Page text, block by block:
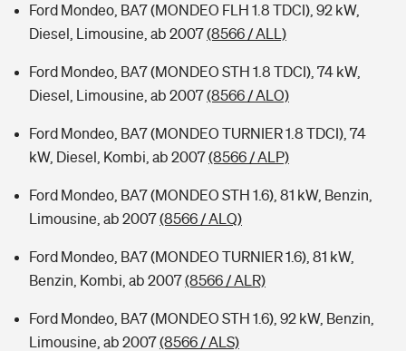
Ford Mondeo, BA7 (MONDEO FLH 1.8 TDCI), 92 kW,
Diesel, Limousine, ab 2007(8566 / ALL)
Ford Mondeo, BA7 (MONDEO STH 1.8 TDCI), 74 kW,
Diesel, Limousine, ab 2007(8566 / ALO)
Ford Mondeo, BA7 (MONDEO TURNIER 1.8 TDCI), 74
kW, Diesel, Kombi, ab 2007(8566 / ALP)
Ford Mondeo, BA7 (MONDEO STH 1.6), 81 kW, Benzin,
Limousine, ab 2007(8566 / ALQ)
Ford Mondeo, BA7 (MONDEO TURNIER 1.6), 81 kW,
Benzin, Kombi, ab 2007(8566 / ALR)
Ford Mondeo, BA7 (MONDEO STH 1.6), 92 kW, Benzin,
Limousine, ab 2007(8566 / ALS)